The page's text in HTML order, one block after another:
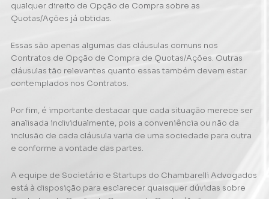
qualquer direito de Opção de Compra sobre as
Quotas/Ações já obtidas.
Essas são apenas algumas das cláusulas comuns nos
Contratos de Opção de Compra de Quotas/Ações. Outras
cláusulas tão relevantes quanto essas também devem estar
contemplados nos Contratos.
Por fim, é importante destacar que cada situação merece ser
analisada individualmente, pois a conveniência ou não da
inclusão de cada cláusula varia de uma sociedade para outra
e conforme a vontade das partes.
A equipe de Societário e Startups do Chambarelli Advogados
está à disposição para esclarecer quaisquer dúvidas sobre